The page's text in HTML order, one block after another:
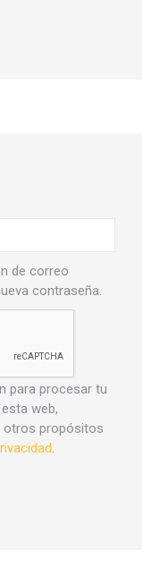
de correo
contraseña.
para procesar tu
web,
otros propósitos
.